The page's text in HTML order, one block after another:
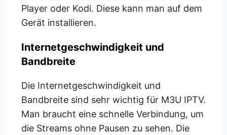
Player oder Kodi. Diese kann man auf dem
Gerät installieren.
Internetgeschwindigkeit und
Bandbreite
Die Internetgeschwindigkeit und
Bandbreite sind sehr wichtig für M3U IPTV.
Man braucht eine schnelle Verbindung, um
die Streams ohne Pausen zu sehen. Die